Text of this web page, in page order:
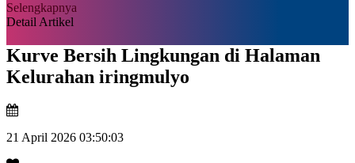
Selengkapnya
Detail Artikel
Kurve Bersih Lingkungan di Halaman
Kelurahan iringmulyo
21 April 2026 03:50:03